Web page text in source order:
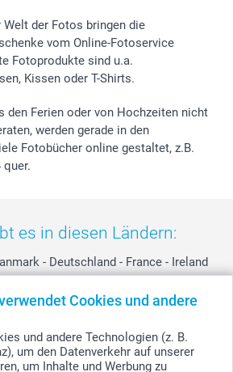
Cookies und andere
und andere Technologien (z. B.
um den Datenverkehr auf unserer
um Inhalte und Werbung zu
der Fotos bringen die
vom Online-Fotoservice
Fotoprodukte sind u.a.
Kissen oder T-Shirts.
den Ferien oder von Hochzeiten nicht
werden gerade in den
Fotobücher online gestaltet, z.B.
quer.
es in diesen Ländern:
- Deutschland - France - Ireland
- Sverige - United Kingdom -